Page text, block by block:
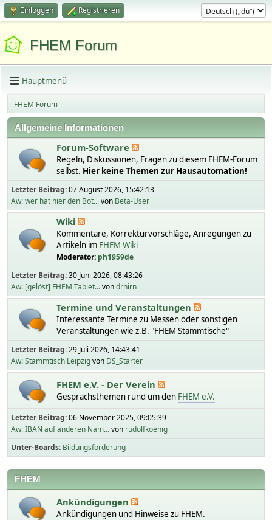
Einloggen Registrieren
FHEM Forum
Hauptmenü
FHEM Forum
Allgemeine Informationen
Forum-Software
Regeln, Diskussionen, Fragen zu diesem FHEM-Forum
selbst. Hier keine Themen zur Hausautomation!
Letzter Beitrag:07 August 2026, 15:42:13
Aw: wer hat hier den Bot...von Beta-User
Wiki
Kommentare, Korrekturvorschläge, Anregungen zu
Artikeln im FHEM Wiki
Moderator: ph1959de
Letzter Beitrag:30 Juni 2026, 08:43:26
Aw: [gelöst] FHEM Tablet...vondrhirn
Termine und Veranstaltungen
Interessante Termine zu Messen oder sonstigen
Veranstaltungen wie z.B. "FHEM Stammtische"
Letzter Beitrag:29 Juli 2026, 14:43:41
Aw: Stammtisch Leipzigvon DS_Starter
FHEM e.V. - Der Verein
Gesprächsthemen rund um den FHEM e.V.
Letzter Beitrag:06 November 2025, 09:05:39
Aw: IBAN auf anderen Nam...von rudolfkoenig
Unter-Boards Bildungsförderung
FHEM
Ankündigungen
Ankündigungen und Hinweise zu FHEM.